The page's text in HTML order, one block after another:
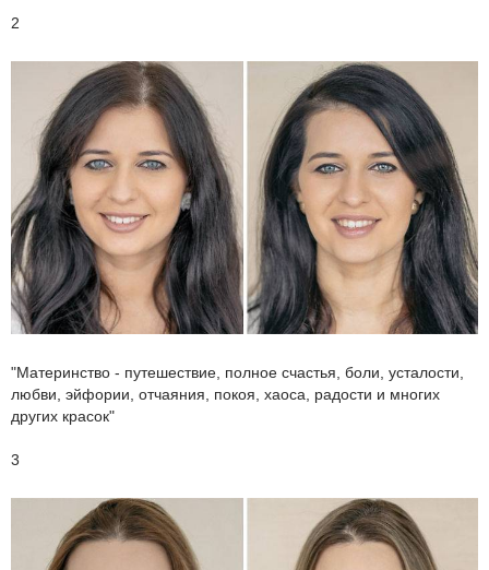
2
"Материнство - путешествие, полное счастья, боли, усталости,
любви, эйфории, отчаяния, покоя, хаоса, радости и многих
других красок"
3